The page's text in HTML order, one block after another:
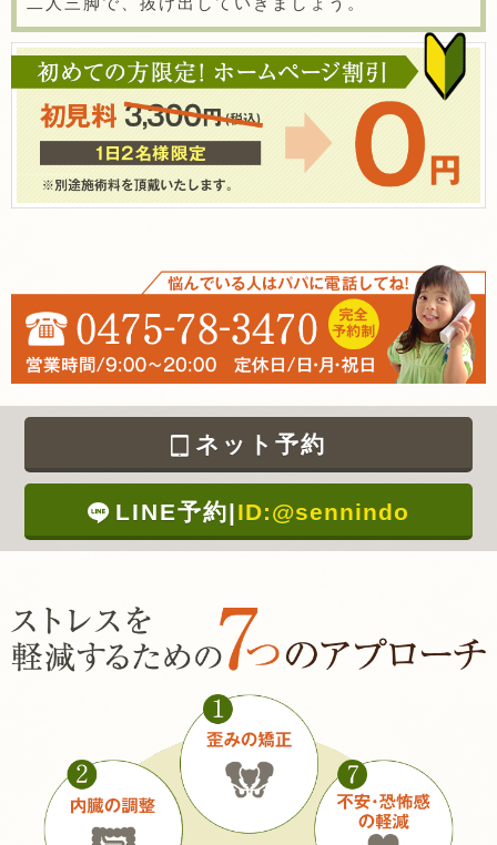
ネット予約
LINE予約|ID:@sennindo